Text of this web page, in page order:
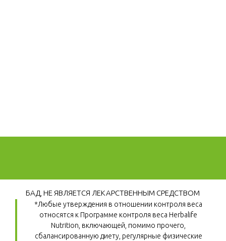
БАД, НЕ ЯВЛЯЕТСЯ ЛЕКАРСТВЕННЫМ СРЕДСТВОМ
*Любые утверждения в отношении контроля веса
относятся к Программе контроля веса Herbalife
Nutrition, включающей, помимо прочего,
сбалансированную диету, регулярные физические